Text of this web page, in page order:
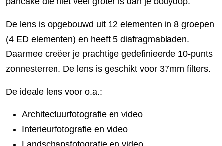
De lens is opgebouwd uit 12 elementen in 8 groepen
(4 ED elementen) en heeft 5 diafragmabladen.
Daarmee creëer je prachtige gedefinieerde 10-punts
zonnesterren. De lens is geschikt voor 37mm filters.
De ideale lens voor o.a.:
Architectuurfotografie en video
Interieurfotografie en video
Landschapsfotografie en video